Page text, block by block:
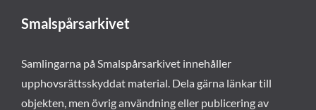
Smalspårsarkivet
Samlingarna på Smalspårsarkivet innehåller
upphovsrättsskyddat material. Dela gärna länkar till
objekten, men övrig användning eller publicering av